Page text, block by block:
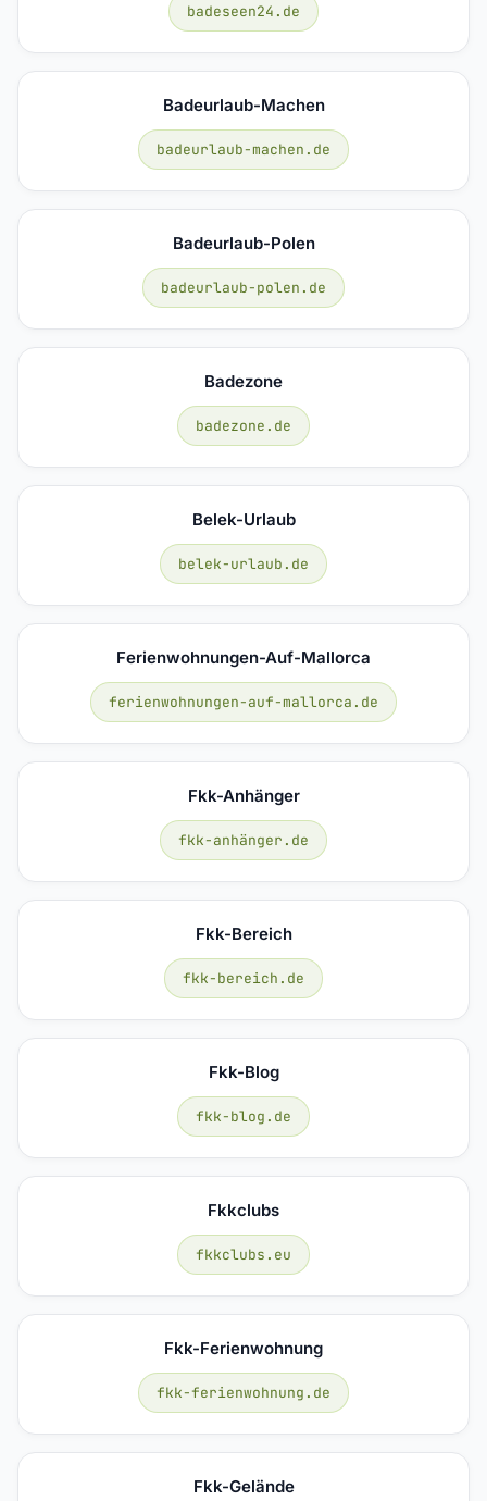
badeseen24.de
Badeurlaub-Machen
badeurlaub-machen.de
Badeurlaub-Polen
badeurlaub-polen.de
Badezone
badezone.de
Belek-Urlaub
belek-urlaub.de
Ferienwohnungen-Auf-Mallorca
ferienwohnungen-auf-mallorca.de
Fkk-Anhänger
fkk-anhänger.de
Fkk-Bereich
fkk-bereich.de
Fkk-Blog
fkk-blog.de
Fkkclubs
fkkclubs.eu
Fkk-Ferienwohnung
fkk-ferienwohnung.de
Fkk-Gelände